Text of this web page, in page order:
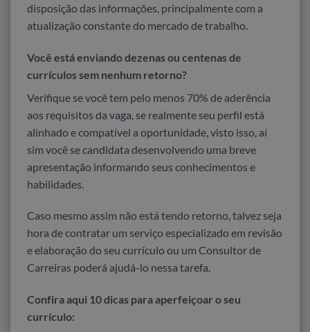
disposição das informações, principalmente com a
atualização constante do mercado de trabalho.
Você está enviando dezenas ou centenas de
currículos sem nenhum retorno?
Verifique se você tem pelo menos 70% de aderência
aos requisitos da vaga , se realmente seu perfil está
alinhado e compatível a oportunidade, visto isso, aí
sim você se candidata desenvolvendo uma breve
apresentação informando seus conhecimentos e
habilidades.
Caso mesmo assim não está tendo retorno, talvez seja
hora de contratar um serviço especializado em revisão
e elaboração do seu currículo ou um Consultor de
Carreiras poderá ajudá-lo nessa tarefa.
Confira aqui 10 dicas para aperfeiçoar o seu
currículo: